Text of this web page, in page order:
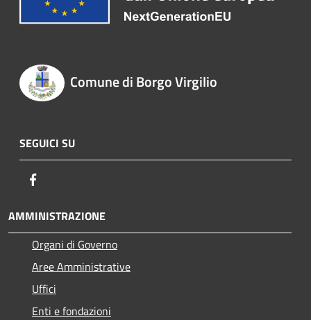
Comune di Borgo Virgilio
SEGUICI SU
AMMINISTRAZIONE
Organi di Governo
Aree Amministrative
Uffici
Enti e fondazioni